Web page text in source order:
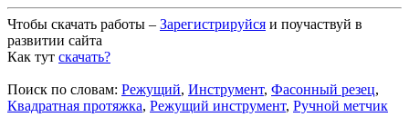
Чтобы скачать работы – Зарегистрируйся и поучаствуй в
развитии сайта
Как тут скачать?
Поиск по словам: Режущий, Инструмент, Фасонный резец,
Квадратная протяжка, Режущий инструмент, Ручной метчик